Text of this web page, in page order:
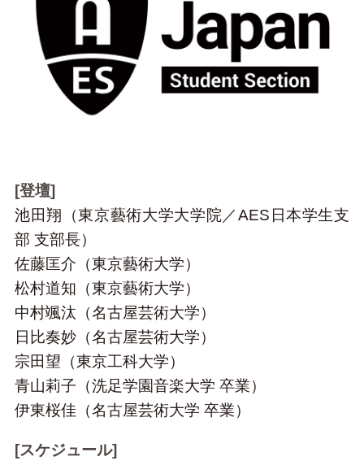
[登壇]
池田翔（東京藝術大学大学院／AES日本学生支
部 支部長）
佐藤匡介（東京藝術大学）
松村道知（東京藝術大学）
中村颯汰（名古屋芸術大学）
日比奏妙（名古屋芸術大学）
宗田望（東京工科大学）
青山莉子（洗足学園音楽大学 卒業）
伊東桜佳（名古屋芸術大学 卒業）
[スケジュール]